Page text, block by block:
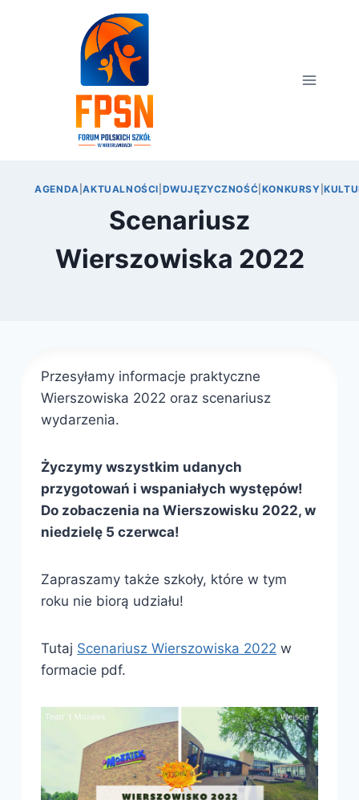
AGENDA |AKTUALNOŚCI DWUJĘZYCZNOŚĆ KONKURSY |
Scenariusz
Wierszowiska 2022
Przesyłamy informacje praktyczne
Wierszowiska 2022 oraz scenariusz
wydarzenia.
Życzymy wszystkim udanych
przygotowań i wspaniałych występów!
Do zobaczenia na Wierszowisku 2022, w
niedzielę 5 czerwca!
Zapraszamy także szkoły, które w tym
roku nie biorą udziału!
Tutaj Scenariusz Wierszowiska 2022 w
formacie pdf.